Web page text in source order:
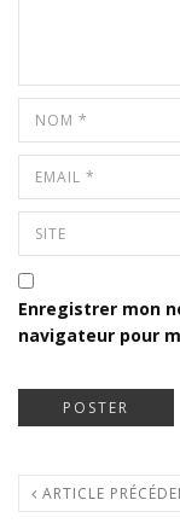
Enregistrer mon
navigateur pour
ARTICLE